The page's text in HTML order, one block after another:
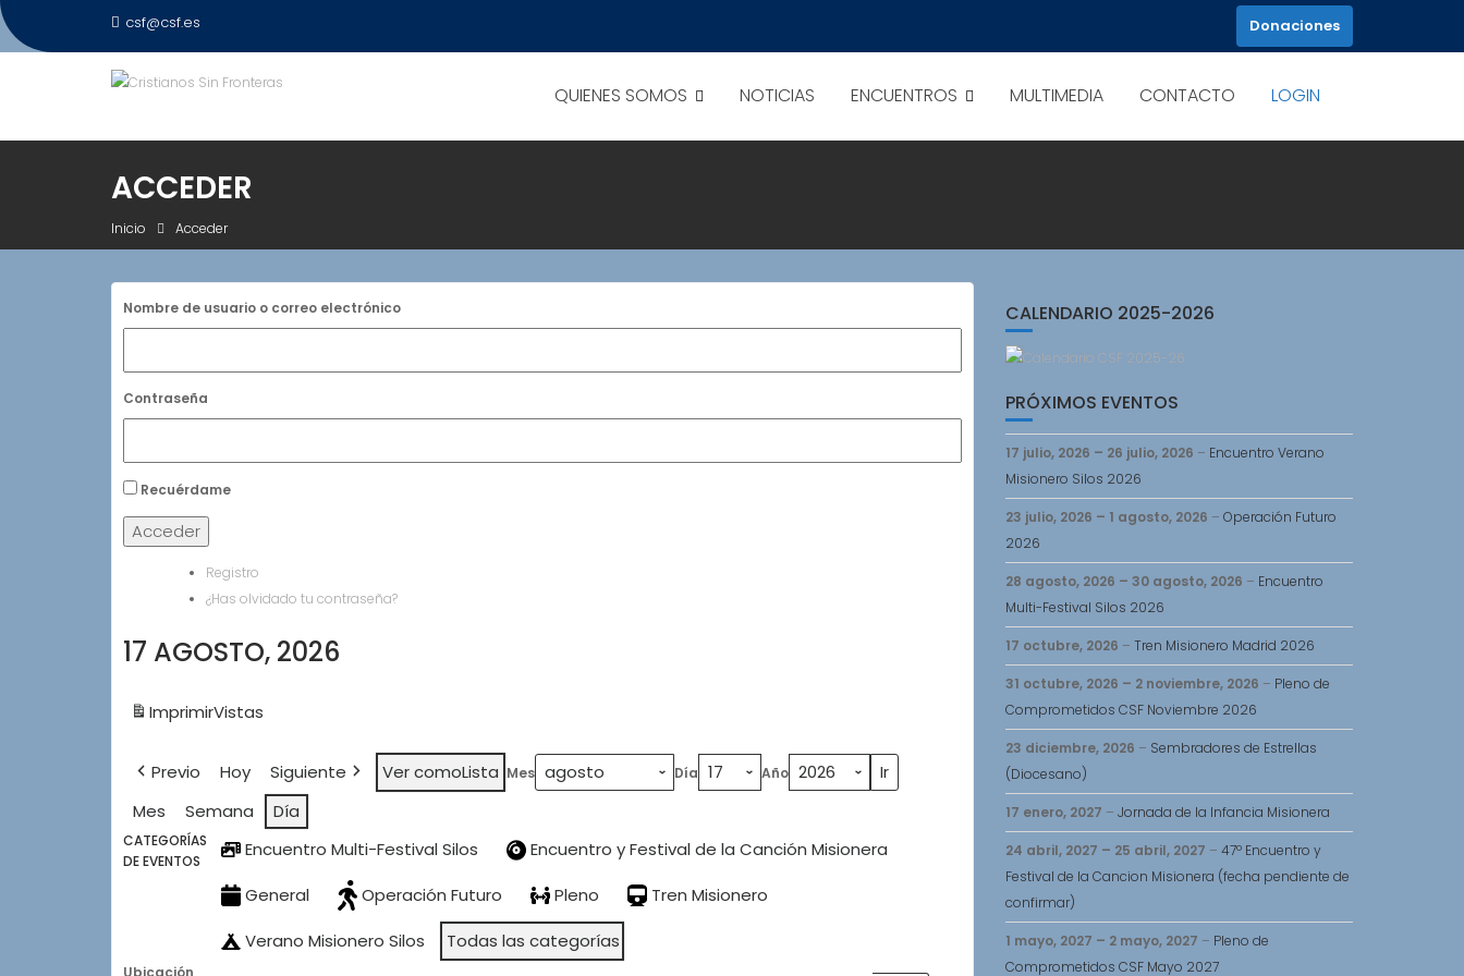
Saltar
al
csf@csf.es Donaciones
QUIENES SOMOS NOTICIAS ENCUENTROS MULTIMEDIA CONTACTO LOGIN
ACCEDER
Inicio Acceder
Nombre de usuario o correo electrónico
Contraseña
Recuérdame
Acceder
Registro
¿Has olvidado tu contraseña?
17 AGOSTO, 2026
ImprimirVistas
Previo Hoy Siguiente Ver comoLista Mes Día Año
Mes Semana Día
CATEGORÍAS
DE EVENTOS
Encuentro Multi-Festival Silos
Encuentro y Festival de la Canción Misionera
General
Operación Futuro Pleno Tren Misionero
Verano Misionero Silos Todas las categorías
CALENDARIO 2025-2026
PRÓXIMOS EVENTOS
17 julio, 2026 – 26 julio, 2026 – Encuentro Verano
Misionero Silos 2026
23 julio, 2026 – 1 agosto, 2026 – Operación Futuro
2026
28 agosto, 2026 – 30 agosto, 2026 – Encuentro
Multi-Festival Silos 2026
17 octubre, 2026 – Tren Misionero Madrid 2026
31 octubre, 2026 – 2 noviembre, 2026 – Pleno de
Comprometidos CSF Noviembre 2026
23 diciembre, 2026 – Sembradores de Estrellas
(Diocesano)
17 enero, 2027 – Jornada de la Infancia Misionera
24 abril, 2027 – 25 abril, 2027 – 47º Encuentro y
Festival de la Cancion Misionera (fecha pendiente de
confirmar)
1 mayo, 2027 – 2 mayo, 2027 – Pleno de
Comprometidos CSF Mayo 2027